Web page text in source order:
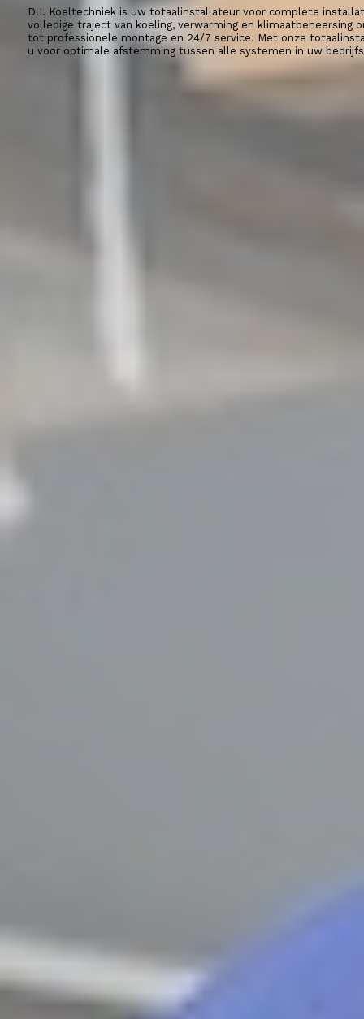
D.I. Koeltechniek is uw totaalinstallateur voor complete
volledige traject van koeling, verwarming en klimaatbeheersing
tot professionele montage en 24/7 service. Met onze
u voor optimale afstemming tussen alle systemen in uw